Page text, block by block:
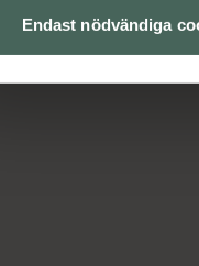
Endast nödvändiga
att prata med